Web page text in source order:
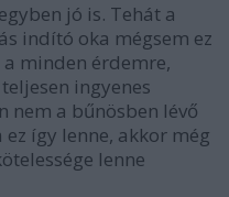
jó is. Tehát a
indító oka mégsem ez
a minden érdemre,
ingyenes
nem a bűnösben lévő
így lenne, akkor még
lenne